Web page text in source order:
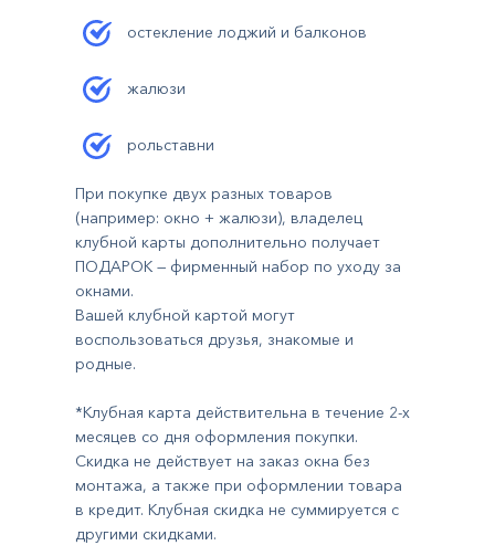
остекление лоджий и балконов
жалюзи
рольставни
При покупке двух разных товаров
(например: окно + жалюзи), владелец
клубной карты дополнительно получает
ПОДАРОК — фирменный набор по уходу за
окнами.
Вашей клубной картой могут
воспользоваться друзья, знакомые и
родные.
*Клубная карта действительна в течение 2-х
месяцев со дня оформления покупки.
Скидка не действует на заказ окна без
монтажа, а также при оформлении товара
в кредит. Клубная скидка не суммируется с
другими скидками.